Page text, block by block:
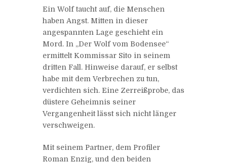
Ein Wolf taucht auf, die Menschen
haben Angst. Mitten in dieser
angespannten Lage geschieht ein
Mord. In „Der Wolf vom Bodensee“
ermittelt Kommissar Sito in seinem
dritten Fall. Hinweise darauf, er selbst
habe mit dem Verbrechen zu tun,
verdichten sich. Eine Zerreißprobe, das
düstere Geheimnis seiner
Vergangenheit lässt sich nicht länger
verschweigen.
Mit seinem Partner, dem Profiler
Roman Enzig, und den beiden